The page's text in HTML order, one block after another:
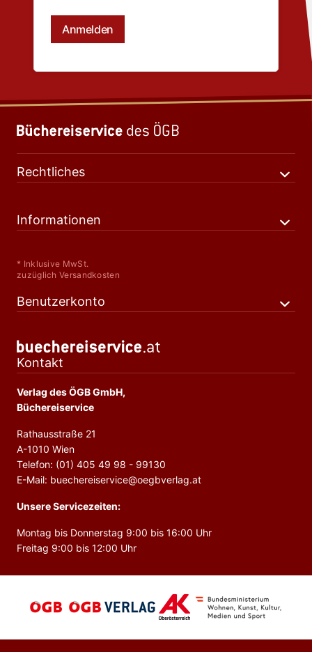
Rechtliches
Informationen
* Inklusive MwSt.
zuzüglich Versandkosten
Benutzerkonto
Kontakt
Verlag des ÖGB GmbH,
Büchereiservice
Rathausstraße 21
A-1010 Wien
Telefon: (01) 405 49 98 - 99130
E-Mail: buechereiservice@oegbverlag.at
Unsere Servicezeiten:
Montag bis Donnerstag 9:00 bis 16:00 Uhr
Freitag 9:00 bis 12:00 Uhr